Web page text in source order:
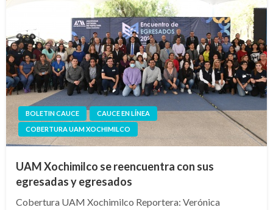
BOLETIN CAUCE
CAUCE EN LÍNEA
COBERTURA UAM XOCHIMILCO
UAM Xochimilco se reencuentra con sus
egresadas y egresados
Cobertura UAM Xochimilco Reportera: Verónica